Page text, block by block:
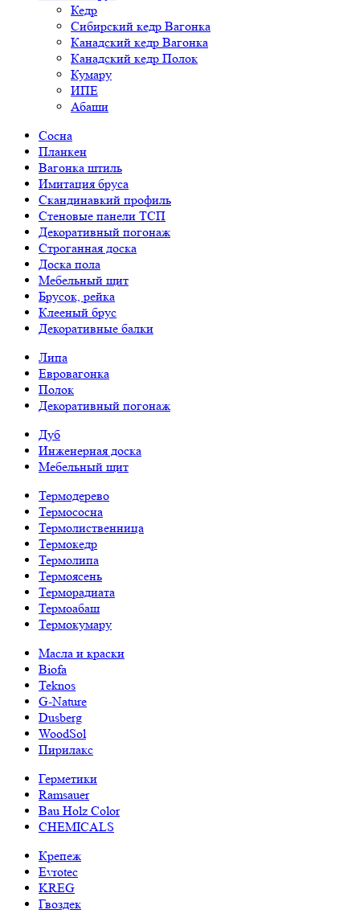
Кедр
Сибирский кедр Вагонка
Канадский кедр Вагонка
Канадский кедр Полок
Кумару
ИПЕ
Абаши
Сосна
Планкен
Вагонка штиль
Имитация бруса
Скандинавкий профиль
Стеновые панели ТСП
Декоративный погонаж
Строганная доска
Доска пола
Мебельный щит
Брусок, рейка
Клееный брус
Декоративные балки
Липа
Евровагонка
Полок
Декоративный погонаж
Дуб
Инженерная доска
Мебельный щит
Термодерево
Термососна
Термолиственница
Термокедр
Термолипа
Термоясень
Терморадиата
Термоабаш
Термокумару
Масла и краски
Biofa
Teknos
G-Nature
Dusberg
WoodSol
Пирилакс
Герметики
Ramsauer
Bau Holz Color
CHEMICALS
Крепеж
Evrotec
KREG
Гвоздек